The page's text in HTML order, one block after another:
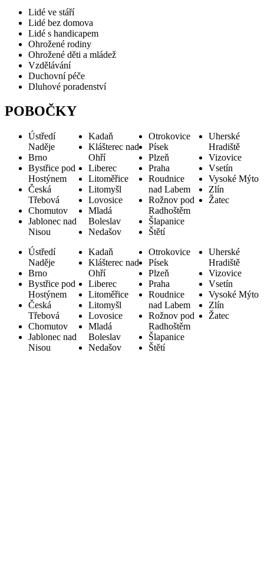
Lidé ve stáří
Lidé bez domova
Lidé s handicapem
Ohrožené rodiny
Ohrožené děti a mládež
Vzdělávání
Duchovní péče
Dluhové poradenství
POBOČKY
Ústředí
Naděje
Brno
Bystřice pod
Hostýnem
Česká
Třebová
Chomutov
Jablonec nad
Nisou
Kadaň
Klášterec nad
Ohří
Liberec
Litoměřice
Litomyšl
Lovosice
Mladá
Boleslav
Nedašov
Otrokovice
Písek
Plzeň
Praha
Roudnice
nad Labem
Rožnov pod
Radhoštěm
Šlapanice
Štětí
Uherské
Hradiště
Vizovice
Vsetín
Vysoké Mýto
Zlín
Žatec
Ústředí
Naděje
Brno
Bystřice pod
Hostýnem
Česká
Třebová
Chomutov
Jablonec nad
Nisou
Kadaň
Klášterec nad
Ohří
Liberec
Litoměřice
Litomyšl
Lovosice
Mladá
Boleslav
Nedašov
Otrokovice
Písek
Plzeň
Praha
Roudnice
nad Labem
Rožnov pod
Radhoštěm
Šlapanice
Štětí
Uherské
Hradiště
Vizovice
Vsetín
Vysoké Mýto
Zlín
Žatec